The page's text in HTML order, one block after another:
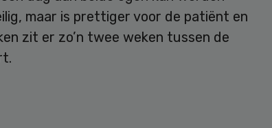
maar is prettiger voor de patiënt en
zit er zo’n twee weken tussen de